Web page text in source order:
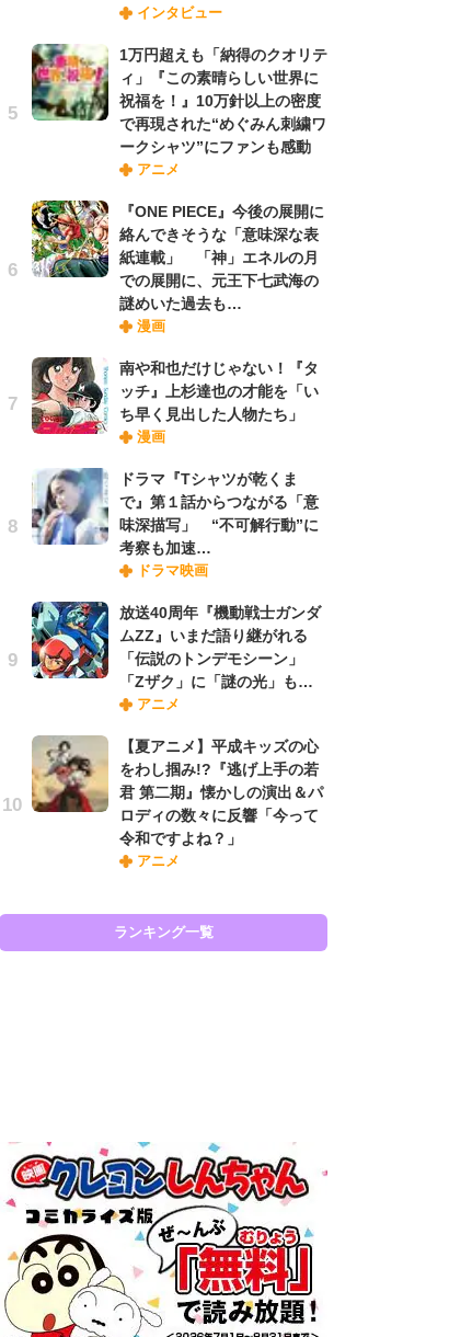
インタビュー
1万円超えも「納得のクオリテ
ィ」『この素晴らしい世界に
祝福を！』10万針以上の密度
で再現された“めぐみん刺繍ワ
ークシャツ”にファンも感動
アニメ
『ONE PIECE』今後の展開に
絡んできそうな「意味深な表
紙連載」 「神」エネルの月
での展開に、元王下七武海の
謎めいた過去も…
漫画
南や和也だけじゃない！『タ
ッチ』上杉達也の才能を「い
ち早く見出した人物たち」
漫画
ドラマ『Tシャツが乾くま
で』第１話からつながる「意
味深描写」 “不可解行動”に
考察も加速…
ドラマ映画
放送40周年『機動戦士ガンダ
ムZZ』いまだ語り継がれる
「伝説のトンデモシーン」
「Zザク」に「謎の光」も…
アニメ
【夏アニメ】平成キッズの心
をわし掴み!?『逃げ上手の若
君 第二期』懐かしの演出＆パ
ロディの数々に反響「今って
令和ですよね？」
アニメ
ランキング一覧